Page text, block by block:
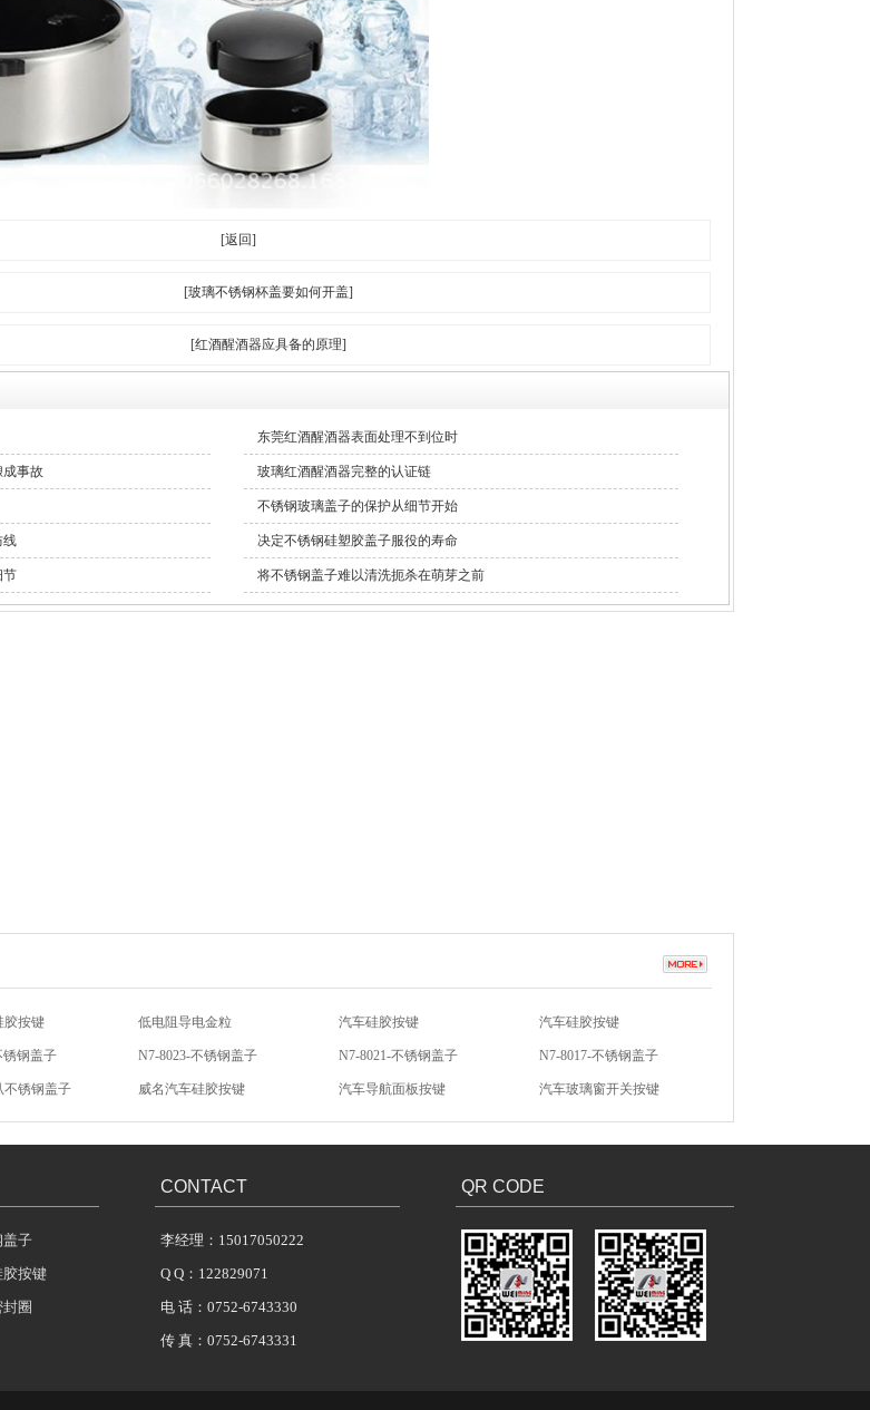
[返回]
[玻璃不锈钢杯盖要如何开盖]
[红酒醒酒器应具备的原理]
东莞红酒醒酒器表面处理不到位时
成事故 玻璃红酒醒酒器完整的认证链
不锈钢玻璃盖子的保护从细节开始
线 决定不锈钢硅塑胶盖子服役的寿命
节 将不锈钢盖子难以清洗扼杀在萌芽之前
钢盖子 N7-8023-不锈钢盖子 N7-8021-不锈钢盖子 N7-8017-不锈钢盖子
锈钢盖子 威名汽车硅胶按键 汽车导航面板按键 汽车玻璃窗开关按键
汽车影音硅胶按键 汽车防盗硅胶按键 无声开关硅胶按键
胶按键 低电阻导电金粒 汽车硅胶按键 汽车硅胶按键
盖子
胶按键
圈
CONTACT
李经理：15017050222
Q Q：122829071
电 话：0752-6743330
传 真：0752-6743331
QR CODE